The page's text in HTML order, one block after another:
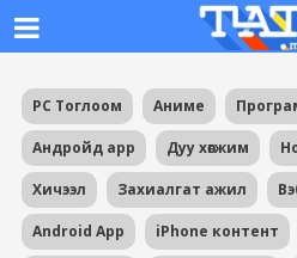
PC Тоглоом Аниме
Андройд app Дуу хөгжим
Хичээл Захиалгат ажил
Android App iPhone контент